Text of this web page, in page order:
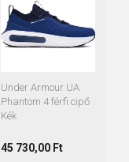
Under Armour UA
Phantom 4 férfi cipő
Kék
45 730,00 Ft